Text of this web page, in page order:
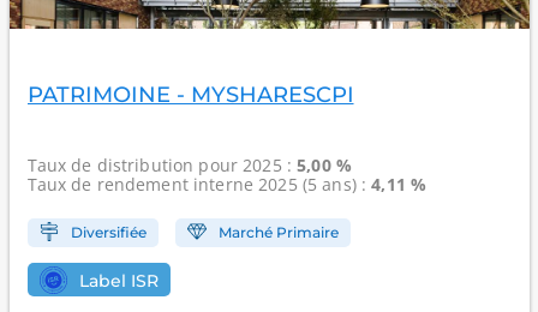
PATRIMOINE - MYSHARESCPI
Taux de distribution pour 2025 :5,00 %
Taux de rendement interne2025 (5 ans) :4,11 %
Diversifiée Marché Primaire
Label ISR